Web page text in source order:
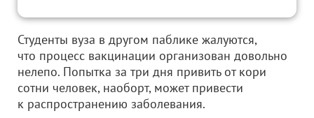
Студенты вуза в другом паблике жалуются,
что процесс вакцинации организован довольно
нелепо. Попытка за три дня привить от кори
сотни человек, наоборт, может привести
к распространению заболевания.